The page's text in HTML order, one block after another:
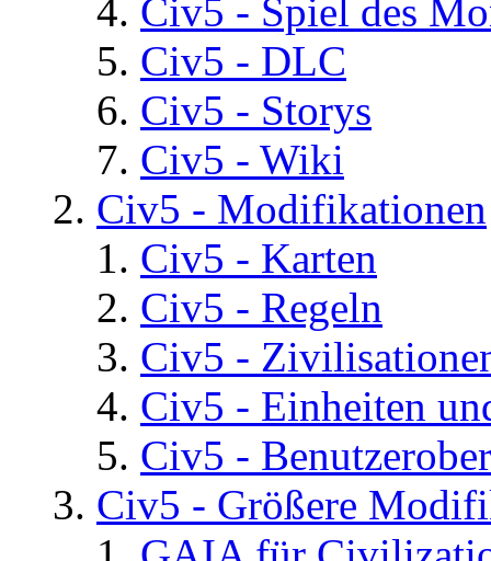
Civ5 - Spiel des
Civ5 - DLC
Civ5 - Storys
Civ5 - Wiki
Civ5 - Modifikationen
Civ5 - Karten
Civ5 - Regeln
Civ5 -
Civ5 - Einheiten
Civ5 -
Civ5 - Größere